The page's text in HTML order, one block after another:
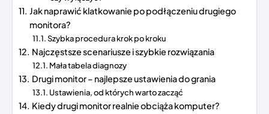
Jak naprawić klatkowanie po podłączeniu drugiego
monitora?
Szybka procedura krok po kroku
Najczęstsze scenariusze i szybkie rozwiązania
Mała tabela diagnozy
Drugi monitor – najlepsze ustawienia do grania
Ustawienia, od których warto zacząć
Kiedy drugi monitor realnie obciąża komputer?